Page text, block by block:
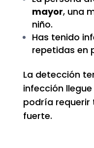
mayor, una
niño.
Has tenido
repetidas en
La detección
infección
podría
fuerte.